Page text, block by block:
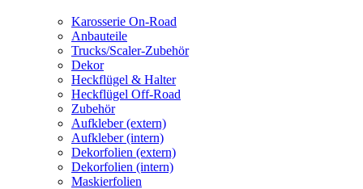
Karosserie On-Road
Anbauteile
Trucks/Scaler-Zubehör
Dekor
Heckflügel & Halter
Heckflügel Off-Road
Zubehör
Aufkleber (extern)
Aufkleber (intern)
Dekorfolien (extern)
Dekorfolien (intern)
Maskierfolien